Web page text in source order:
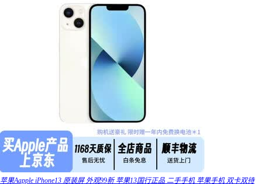
苹果Aapple iPhone13 原装屏 外观99新 苹果13国行正品 二手手机 苹果手机 双卡双待